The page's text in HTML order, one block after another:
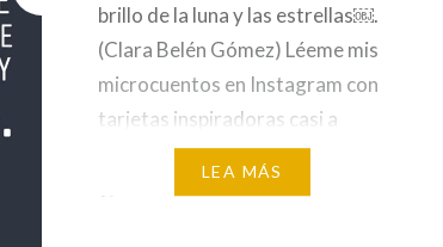
brillo de la luna y las estrellas￼.
(Clara Belén Gómez) Léeme mis
microcuentos en Instagram con
tarjetas inspiradoras casi a
diario. Estoy en Instagram como
LEA MÁS